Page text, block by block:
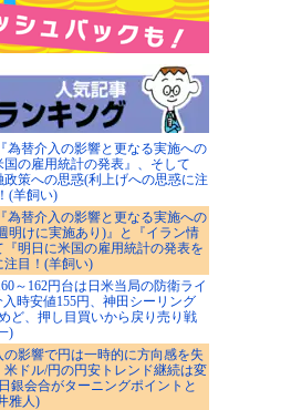
為替介入の影響と更なる実施への
国の雇用統計の発表』、そして
政策への思惑(利上げへの思惑に注
(羊飼い)
為替介入の影響と更なる実施への
明けに実施あり)』と『イラン情
『明日に米国の雇用統計の発表を
注目！(羊飼い)
～162円台は日米当局の防衛ライ
入時安値155円、神田シーリング
ど、押し目買いから戻り売り戦
)
の影響で円は一時的に方向感を失
米ドル/円の円安トレンド継続は変
銀会合がターニングポイントと
雅人)